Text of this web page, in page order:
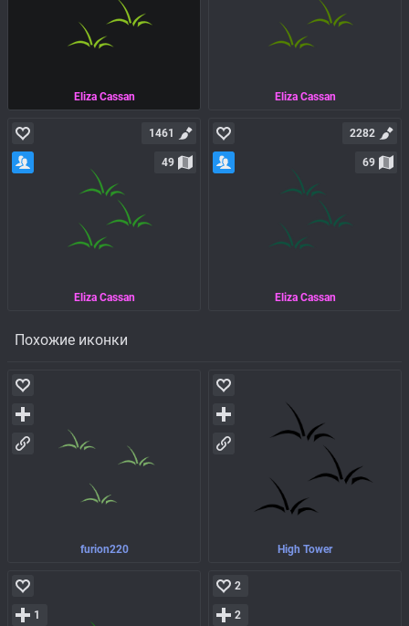
Eliza Cassan Eliza Cassan
Eliza Cassan
1461
49
Eliza Cassan
2282
69
Похожие иконки
furion220 High Tower
1
2
2